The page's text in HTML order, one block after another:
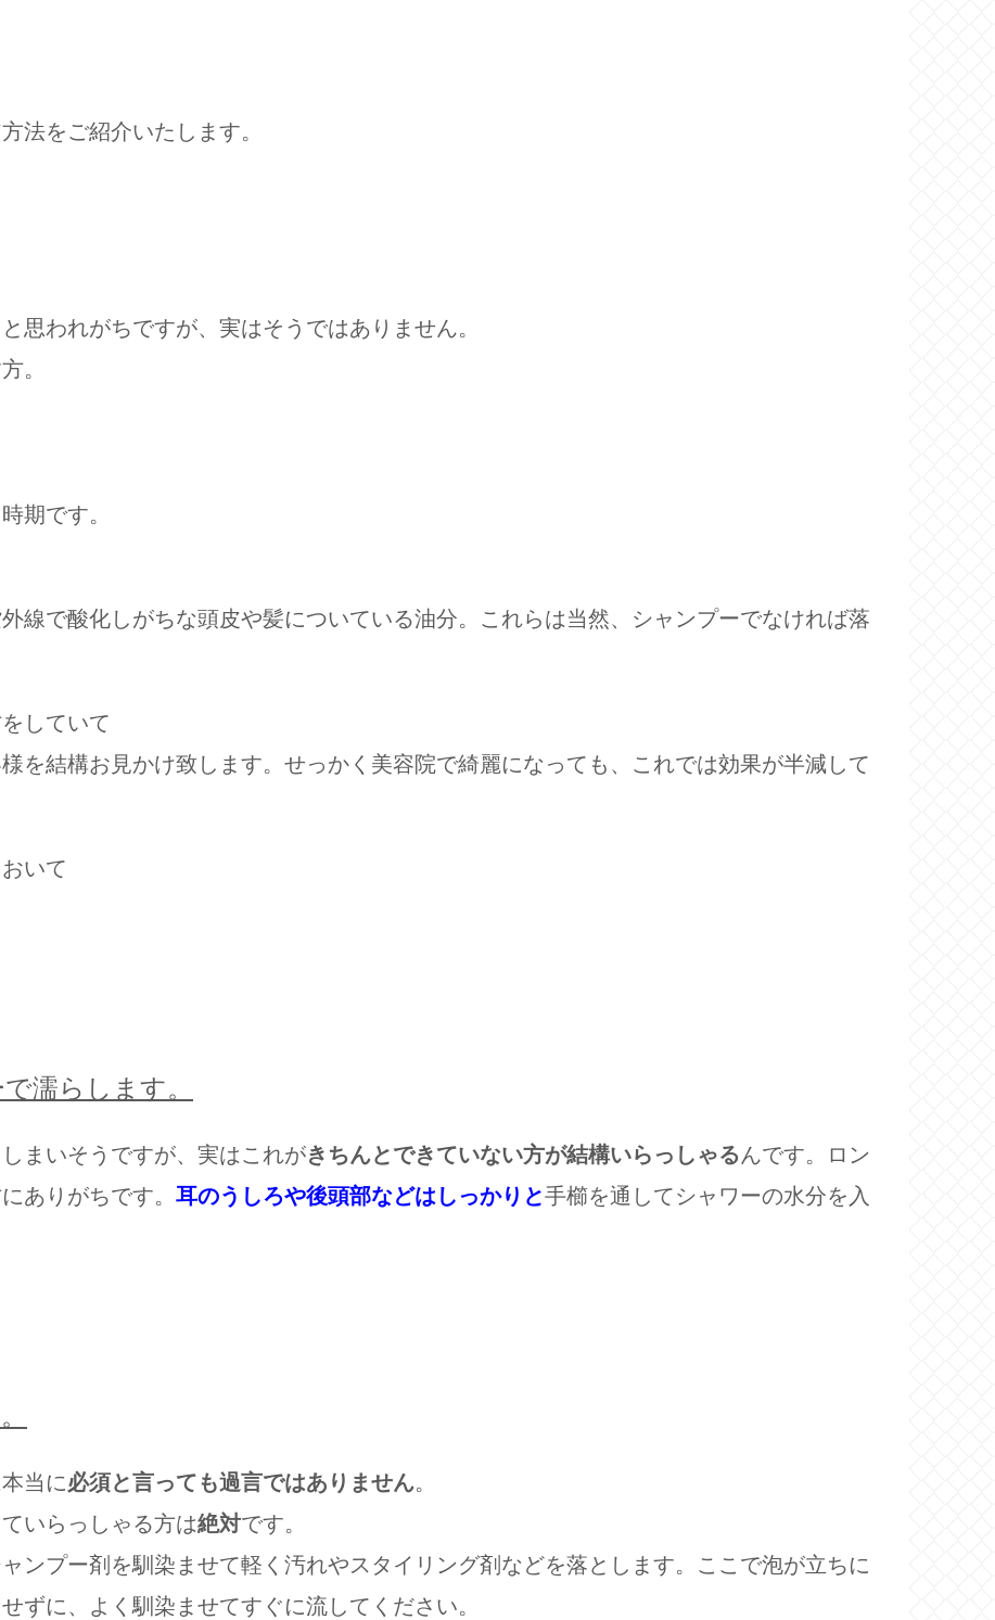
法をご紹介いたします。
思われがちですが、実はそうではありません。
。
期です。
線で酸化しがちな頭皮や髪についている油分。これらは当然、シャンプーでなければ落
していて
を結構お見かけ致します。せっかく美容院で綺麗になっても、これでは効果が半減して
いて
濡らします。
まいそうですが、実はこれがきちんとできていない方が結構いらっしゃるんです。ロン
ありがちです。 耳のうしろや後頭部などはしっかりと手櫛を通してシャワーの水分を入
当に必須と言っても過言ではありません。
いらっしゃる方は絶対です。
ンプー剤を馴染ませて軽く汚れやスタイリング剤などを落とします。ここで泡が立ちに
ずに、よく馴染ませてすぐに流してください。